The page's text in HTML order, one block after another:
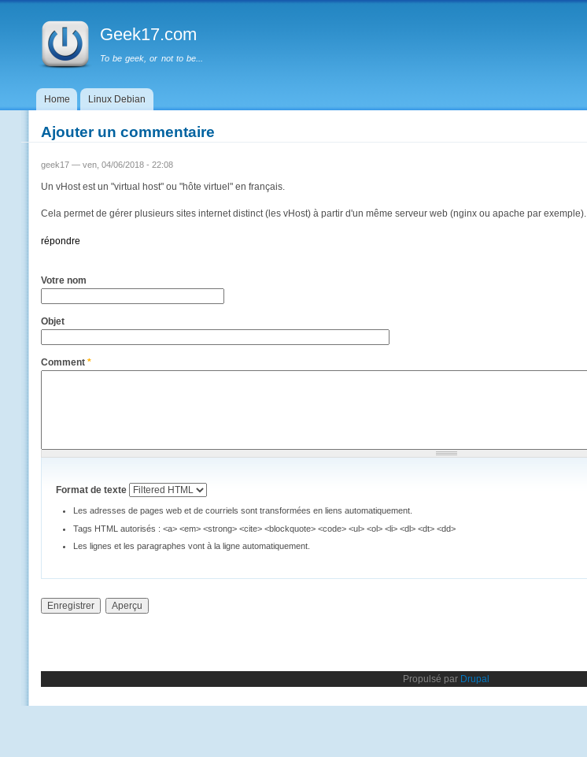
Geek17.com
To be geek, or not to be...
Home Linux Debian
Ajouter un commentaire
geek17 — ven, 04/06/2018 - 22:08
Un vHost est un "virtual host" ou "hôte virtuel" en français.
Cela permet de gérer plusieurs sites internet distinct (les vHost) à partir d'un même serveur web (nginx ou apache par exemple).
répondre
Votre nom
Objet
Comment *
Format de texte
Les adresses de pages web et de courriels sont transformées en liens automatiquement.
Tags HTML autorisés : <a> <em> <strong> <cite> <blockquote> <code> <ul> <ol> <li> <dl> <dt> <dd>
Les lignes et les paragraphes vont à la ligne automatiquement.
Propulsé par Drupal